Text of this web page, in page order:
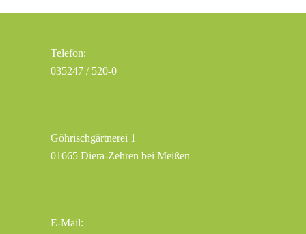
Telefon:
035247 / 520-0
Göhrischgärtnerei 1
01665 Diera-Zehren bei Meißen
E-Mail: